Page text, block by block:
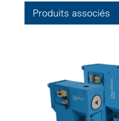
Produits associés